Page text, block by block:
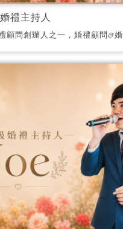
禮主持人
顧問創辦人之一，婚禮顧問&婚
自然親切如好朋友般的婚禮主
薦好評。